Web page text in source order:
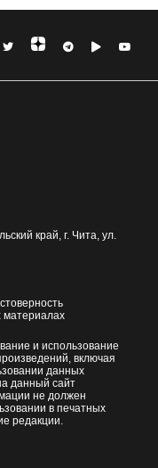
край, г. Чита, ул.
и использование
включая
данных
данный сайт
не должен
в печатных
редакции.